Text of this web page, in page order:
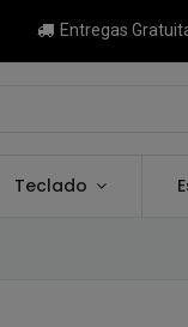
Entregas
Teclado